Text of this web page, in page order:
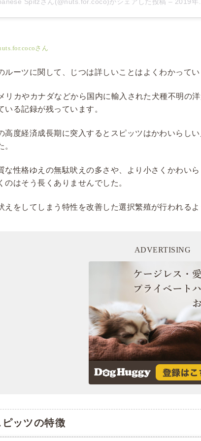
さん
ルーツに関して、じつは詳しいことはよくわかってい
リカやカナダなどから国内に輸入された犬種不明の
いる記録が残っています。
高度経済成長期に突入するとスピッツはかわいらし
。
な性格ゆえの無駄吠えの多さや、より小さくかわい
のはそう長くありませんでした。
えをしてしまう特性を改善した選択繁殖が行われる
ADVERTISING
ピッツの特徴